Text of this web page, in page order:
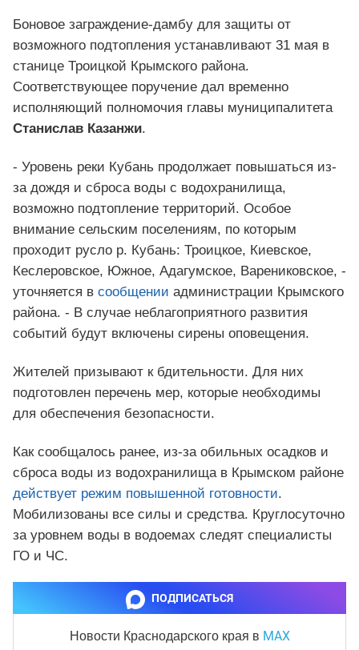
Боновое заграждение-дамбу для защиты от
возможного подтопления устанавливают 31 мая в
станице Троицкой Крымского района.
Соответствующее поручение дал временно
исполняющий полномочия главы муниципалитета
Станислав Казанжи.
- Уровень реки Кубань продолжает повышаться из-
за дождя и сброса воды с водохранилища,
возможно подтопление территорий. Особое
внимание сельским поселениям, по которым
проходит русло р. Кубань: Троицкое, Киевское,
Кеслеровское, Южное, Адагумское, Варениковское, -
уточняется в сообщении администрации Крымского
района. - В случае неблагоприятного развития
событий будут включены сирены оповещения.
Жителей призывают к бдительности. Для них
подготовлен перечень мер, которые необходимы
для обеспечения безопасности.
Как сообщалось ранее, из-за обильных осадков и
сброса воды из водохранилища в Крымском районе
действует режим повышенной готовности.
Мобилизованы все силы и средства. Круглосуточно
за уровнем воды в водоемах следят специалисты
ГО и ЧС.
ПОДПИСАТЬСЯ
Новости Краснодарского края в MAX